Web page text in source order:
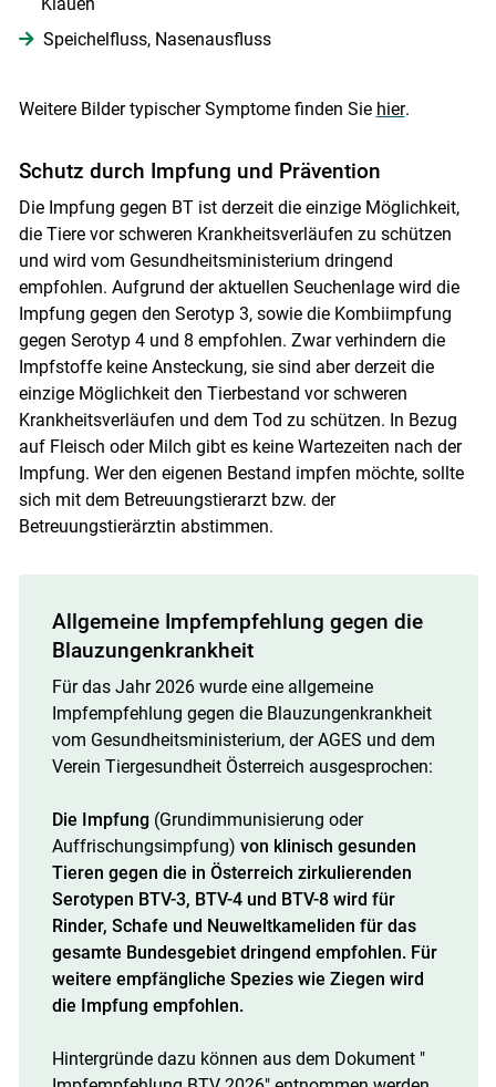
Speichelfluss, Nasenausfluss
Weitere Bilder typischer Symptome finden Sie hier.
Schutz durch Impfung und Prävention
Die Impfung gegen BT ist derzeit die einzige Möglichkeit,
die Tiere vor schweren Krankheitsverläufen zu schützen
und wird vom Gesundheitsministerium dringend
empfohlen. Aufgrund der aktuellen Seuchenlage wird die
Impfung gegen den Serotyp 3, sowie die Kombiimpfung
gegen Serotyp 4 und 8 empfohlen. Zwar verhindern die
Impfstoffe keine Ansteckung, sie sind aber derzeit die
einzige Möglichkeit den Tierbestand vor schweren
Krankheitsverläufen und dem Tod zu schützen. In Bezug
auf Fleisch oder Milch gibt es keine Wartezeiten nach der
Impfung. Wer den eigenen Bestand impfen möchte, sollte
sich mit dem Betreuungstierarzt bzw. der
Betreuungstierärztin abstimmen.
Allgemeine Impfempfehlung gegen die
Blauzungenkrankheit
Für das Jahr 2026 wurde eine allgemeine
Impfempfehlung gegen die Blauzungenkrankheit
vom Gesundheitsministerium, der AGES und dem
Verein Tiergesundheit Österreich ausgesprochen:
Die Impfung (Grundimmunisierung oder
Auffrischungsimpfung) von klinisch gesunden
Tieren gegen die in Österreich zirkulierenden
Serotypen BTV-3, BTV-4 und BTV-8 wird für
Rinder, Schafe und Neuweltkameliden für das
gesamte Bundesgebiet dringend empfohlen. Für
weitere empfängliche Spezies wie Ziegen wird
die Impfung empfohlen.
Hintergründe dazu können aus dem Dokument "